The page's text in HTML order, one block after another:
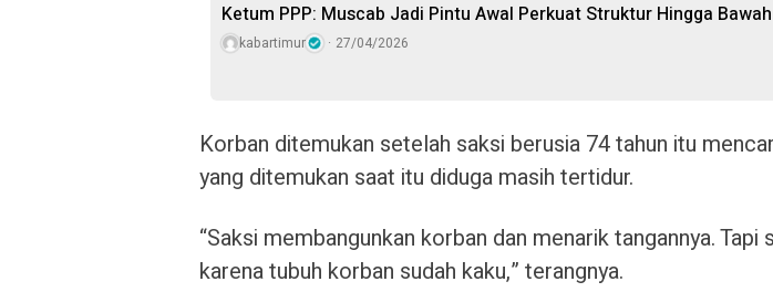
Ketum PPP: Muscab Jadi Pintu Awal Perkuat Struktur Hingga Bawah
kabartimur 27/04/2026
Korban ditemukan setelah saksi berusia 74 tahun itu
yang ditemukan saat itu diduga masih tertidur.
“Saksi membangunkan korban dan menarik tangannya. Tapi
karena tubuh korban sudah kaku,” terangnya.